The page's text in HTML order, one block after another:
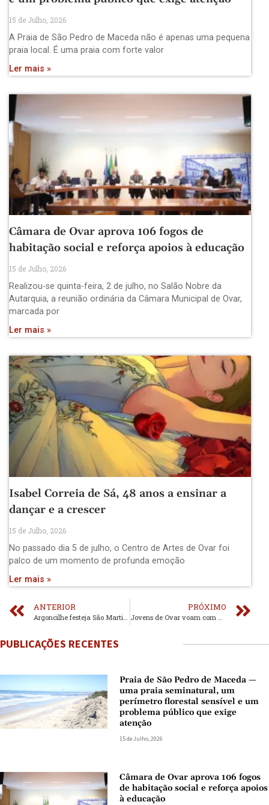
15 de Julho, 2026
A Praia de São Pedro de Maceda não é apenas uma pequena
praia local. É uma praia com forte valor
Ler mais »
Câmara de Ovar aprova 106 fogos de
habitação social e reforça apoios à educação
15 de Julho, 2026
Realizou-se quinta-feira, 2 de julho, no Salão Nobre da
Autarquia, a reunião ordinária da Câmara Municipal de Ovar,
marcada por
Ler mais »
Isabel Correia de Sá, 48 anos a ensinar a
dançar e a crescer
15 de Julho, 2026
No passado dia 5 de julho, o Centro de Artes de Ovar foi
palco de um momento de profunda emoção
Ler mais »
ANTERIOR PRÓXIMO
PUBLICAÇÕES RECENTES
Praia de São Pedro de Maceda —
uma praia seminatural, um
perímetro florestal sensível e um
problema público que exige
atenção
15 de Julho, 2026
Câmara de Ovar aprova 106 fogos
de habitação social e reforça apoios
à educação